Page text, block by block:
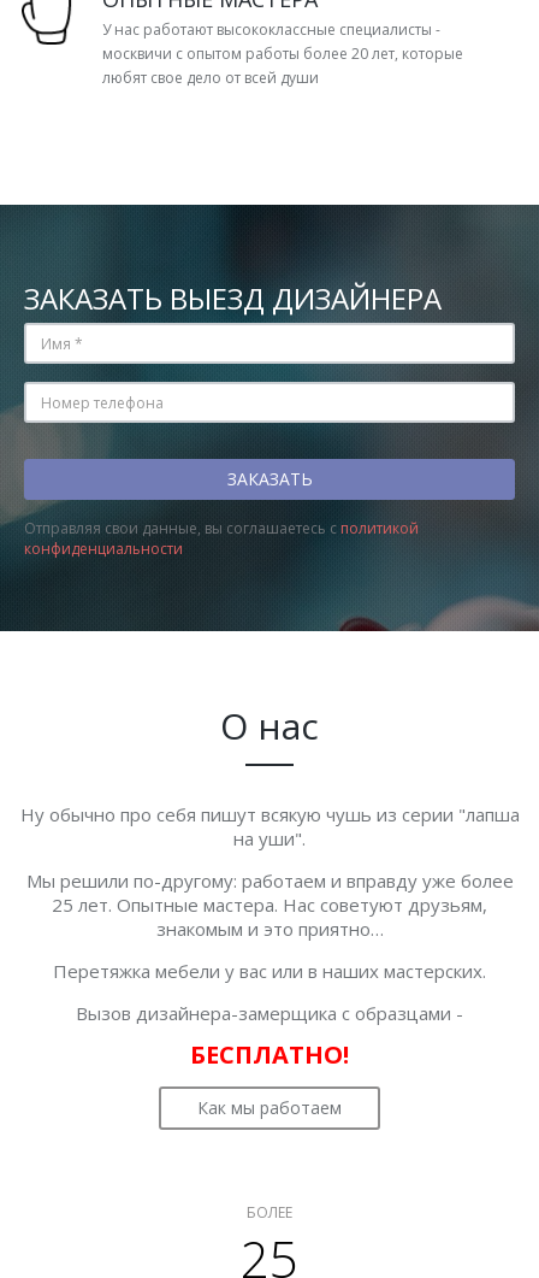
У нас работают высококлассные специалисты -
москвичи с опытом работы более 20 лет, которые
любят свое дело от всей души
ЗАКАЗАТЬ ВЫЕЗД ДИЗАЙНЕРА
Отправляя свои данные, вы соглашаетесь с политикой
конфиденциальности
О нас
Ну обычно про себя пишут всякую чушь из серии "лапша
на уши".
Мы решили по-другому: работаем и вправду уже более
25 лет. Опытные мастера. Нас советуют друзьям,
знакомым и это приятно…
Перетяжка мебели у вас или в наших мастерских.
Вызов дизайнера-замерщика с образцами -
БЕСПЛАТНО!
Как мы работаем
БОЛЕЕ
25